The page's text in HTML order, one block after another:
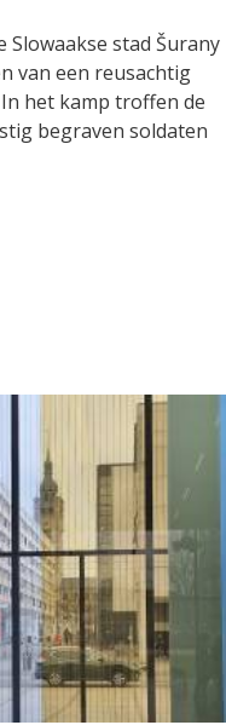
stad Šurany
van een reusachtig
het kamp troffen de
begraven soldaten